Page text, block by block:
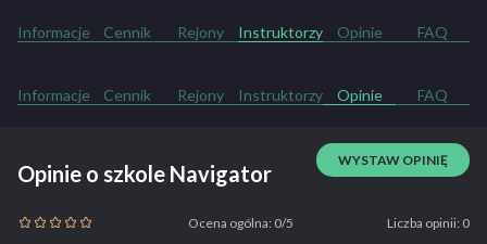
Informacje Cennik Rejony Instruktorzy Opinie FAQ
Informacje Cennik Rejony Instruktorzy Opinie FAQ
Opinie o szkole Navigator
WYSTAW OPINIĘ
Ocena ogólna: 0/5 Liczba opinii: 0